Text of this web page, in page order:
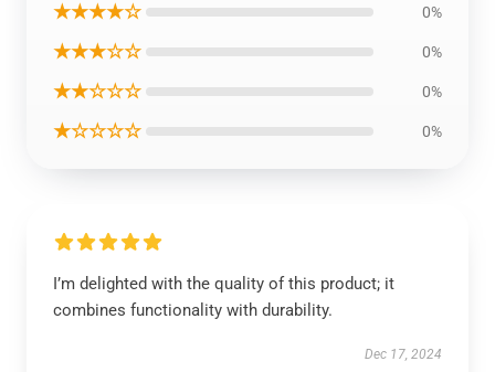
★★★★☆ 0%
★★★☆☆ 0%
★★☆☆☆ 0%
★☆☆☆☆ 0%
I’m delighted with the quality of this product; it
combines functionality with durability.
Dec 17, 2024